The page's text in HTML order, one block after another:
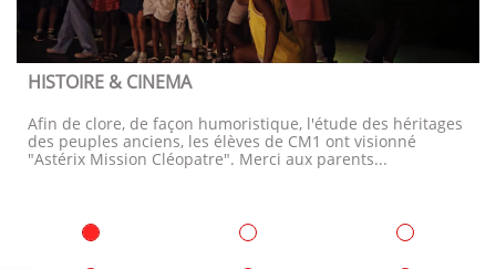
HISTOIRE & CINEMA
Afin de clore, de façon humoristique, l'étude des héritages
des peuples anciens, les élèves de CM1 ont visionné
"Astérix Mission Cléopatre". Merci aux parents...